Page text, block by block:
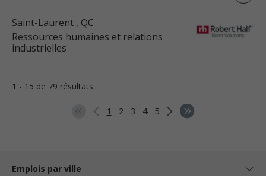
Saint-Laurent , QC
Ressources humaines et relations
industrielles
1 - 15 de 79 résultats
1 2 3 4 5
Emplois par ville